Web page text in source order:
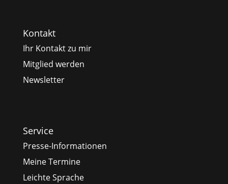
Kontakt
Ihr Kontakt zu mir
Mitglied werden
Newsletter
Service
Presse-Informationen
Meine Termine
Leichte Sprache